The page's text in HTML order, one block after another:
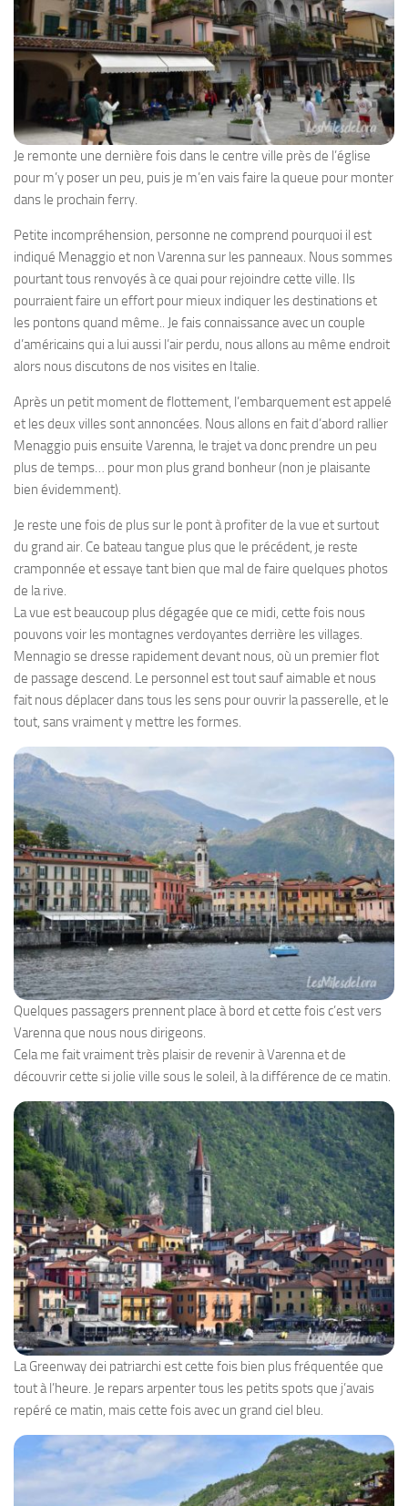
Je remonte une dernière fois dans le centre ville près de l’église
pour m’y poser un peu, puis je m’en vais faire la queue pour monter
dans le prochain ferry.
Petite incompréhension, personne ne comprend pourquoi il est
indiqué Menaggio et non Varenna sur les panneaux. Nous sommes
pourtant tous renvoyés à ce quai pour rejoindre cette ville. Ils
pourraient faire un effort pour mieux indiquer les destinations et
les pontons quand même.. Je fais connaissance avec un couple
d’américains qui a lui aussi l’air perdu, nous allons au même endroit
alors nous discutons de nos visites en Italie.
Après un petit moment de flottement, l’embarquement est appelé
et les deux villes sont annoncées. Nous allons en fait d’abord rallier
Menaggio puis ensuite Varenna, le trajet va donc prendre un peu
plus de temps… pour mon plus grand bonheur (non je plaisante
bien évidemment).
Je reste une fois de plus sur le pont à profiter de la vue et surtout
du grand air. Ce bateau tangue plus que le précédent, je reste
cramponnée et essaye tant bien que mal de faire quelques photos
de la rive.
La vue est beaucoup plus dégagée que ce midi, cette fois nous
pouvons voir les montagnes verdoyantes derrière les villages.
Mennagio se dresse rapidement devant nous, où un premier flot
de passage descend. Le personnel est tout sauf aimable et nous
fait nous déplacer dans tous les sens pour ouvrir la passerelle, et le
tout, sans vraiment y mettre les formes.
Quelques passagers prennent place à bord et cette fois c’est vers
Varenna que nous nous dirigeons.
Cela me fait vraiment très plaisir de revenir à Varenna et de
découvrir cette si jolie ville sous le soleil, à la différence de ce matin.
La Greenway dei patriarchi est cette fois bien plus fréquentée que
tout à l’heure. Je repars arpenter tous les petits spots que j’avais
repéré ce matin, mais cette fois avec un grand ciel bleu.